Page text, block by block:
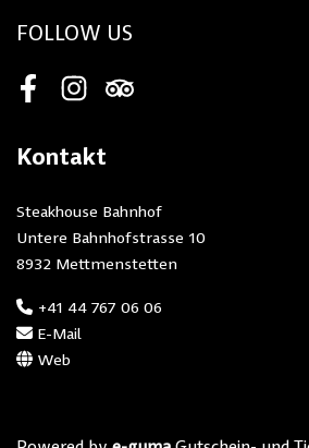
FOLLOW US
FacebookInstagramTripadvisor
Kontakt
Steakhouse Bahnhof
Untere Bahnhofstrasse 10
8932 Mettmenstetten
+41 44 767 06 06
E-Mail
Web